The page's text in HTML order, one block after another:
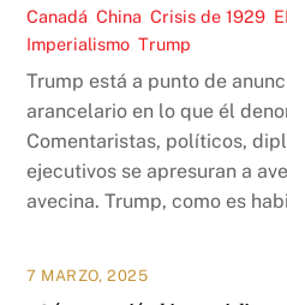
Canadá ,China ,Crisis de 1929
Imperialismo ,Trump
Trump está a punto de
arancelario en lo que él
Comentaristas, políticos,
ejecutivos se apresuran a
avecina. Trump, como es
7 MARZO, 2025